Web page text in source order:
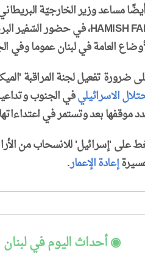
مساعد وزير الخارجيّة
تفعيل لجنة المراقبة
الاسرائيليفي الجنوب
موقفها بعد وتستمر في
على 'إسرائيل' للانسحاب من
إعادة الإعمار.
◉ أحداث اليوم في لبنان